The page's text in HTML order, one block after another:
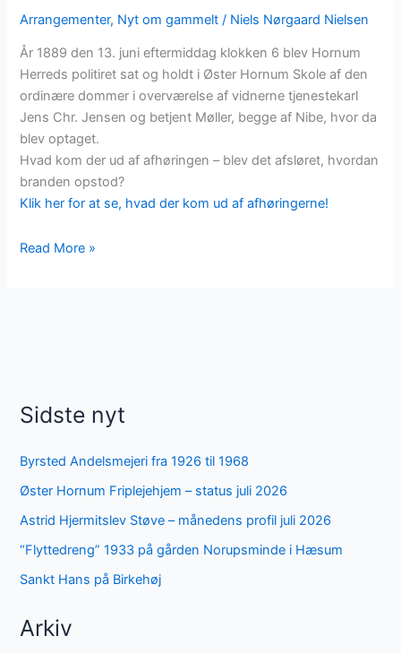
Arrangementer, Nyt om gammelt / Niels Nørgaard Nielsen
År 1889 den 13. juni eftermiddag klokken 6 blev Hornum
Herreds politiret sat og holdt i Øster Hornum Skole af den
ordinære dommer i overværelse af vidnerne tjenestekarl
Jens Chr. Jensen og betjent Møller, begge af Nibe, hvor da
blev optaget.
Hvad kom der ud af afhøringen – blev det afsløret, hvordan
branden opstod?
Klik her for at se, hvad der kom ud af afhøringerne!
Brandforhør
Read More »
Sidste nyt
Byrsted Andelsmejeri fra 1926 til 1968
Øster Hornum Friplejehjem – status juli 2026
Astrid Hjermitslev Støve – månedens profil juli 2026
“Flyttedreng” 1933 på gården Norupsminde i Hæsum
Sankt Hans på Birkehøj
Arkiv